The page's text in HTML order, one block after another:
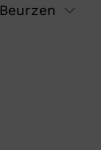
Beurzen